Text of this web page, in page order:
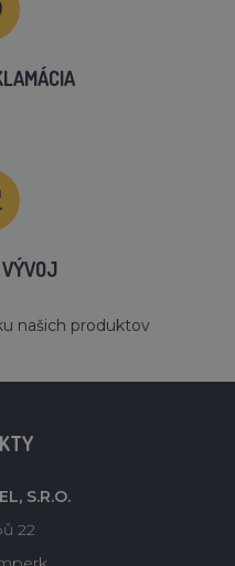
našich produktov
S.R.O.
22